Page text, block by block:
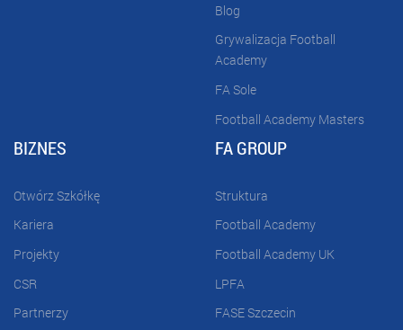
Blog
Grywalizacja Football
Academy
FA Sole
Football Academy Masters
BIZNES
Otwórz Szkółkę
Kariera
Projekty
CSR
Partnerzy
FA GROUP
Struktura
Football Academy
Football Academy UK
LPFA
FASE Szczecin